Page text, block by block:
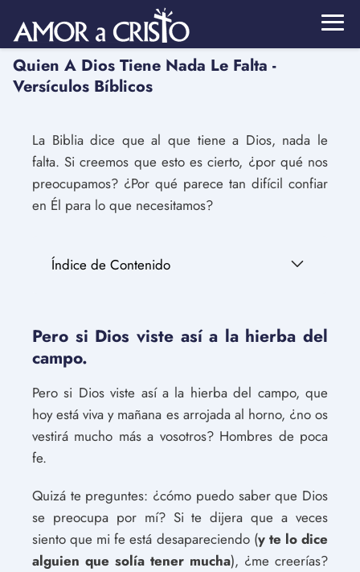
Quien A Dios Tiene Nada Le Falta -
Versículos Bíblicos
La Biblia dice que al que tiene a Dios, nada le
falta. Si creemos que esto es cierto, ¿por qué nos
preocupamos? ¿Por qué parece tan difícil confiar
en Él para lo que necesitamos?
Índice de Contenido
Pero si Dios viste así a la hierba del
campo.
Pero si Dios viste así a la hierba del campo, que
hoy está viva y mañana es arrojada al horno, ¿no os
vestirá mucho más a vosotros? Hombres de poca
fe.
Quizá te preguntes: ¿cómo puedo saber que Dios
se preocupa por mí? Si te dijera que a veces
siento que mi fe está desapareciendo (y te lo dice
alguien que solía tener mucha), ¿me creerías?